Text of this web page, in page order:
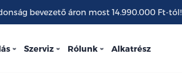
bevezető áron most 14.990.000 Ft-tól!
Szerviz Rólunk Alkatrész